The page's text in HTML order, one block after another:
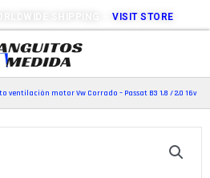
SHIPPING –VISIT STORE
ventilación motor Vw Corrado – Passat B3 1.8 / 2.0 16v